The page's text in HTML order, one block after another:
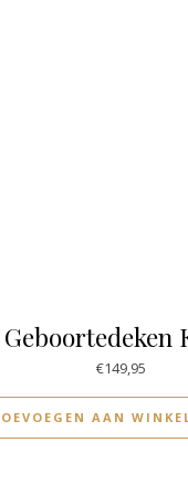
Geboortedeken
€149,95
AAN